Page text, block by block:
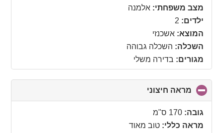
collapse
מצב משפחתי: אלמנה
ילדים: 2
המוצא: אשכנזי
השכלה: השכלה גבוהה
מגורים: בדירה משלי
מראה חיצוני
to
גובה: 170 ס"מ
מראה כללי: טוב מאוד